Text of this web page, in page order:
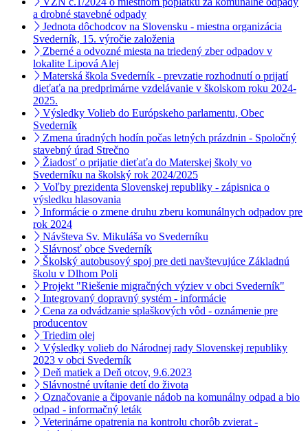
a drobné stavebné odpady
Jednota dôchodcov na Slovensku - miestna organizácia
Svederník, 15. výročie založenia
Zberné a odvozné miesta na triedený zber odpadov v
lokalite Lipová Alej
Materská škola Svederník - prevzatie rozhodnutí o prijatí
dieťaťa na predprimárne vzdelávanie v školskom roku 2024-
2025.
Výsledky Volieb do Európskeho parlamentu, Obec
Svederník
Zmena úradných hodín počas letných prázdnin - Spoločný
stavebný úrad Strečno
Žiadosť o prijatie dieťaťa do Materskej školy vo
Svederníku na školský rok 2024/2025
Voľby prezidenta Slovenskej republiky - zápisnica o
výsledku hlasovania
Informácie o zmene druhu zberu komunálnych odpadov pre
rok 2024
Návšteva Sv. Mikuláša vo Svederníku
Slávnosť obce Svederník
Školský autobusový spoj pre deti navštevujúce Základnú
školu v Dlhom Poli
Projekt "Riešenie migračných výziev v obci Svederník"
Integrovaný dopravný systém - informácie
Cena za odvádzanie splaškových vôd - oznámenie pre
producentov
Triedim olej
Výsledky volieb do Národnej rady Slovenskej republiky
2023 v obci Svederník
Deň matiek a Deň otcov, 9.6.2023
Slávnostné uvítanie detí do života
Označovanie a čipovanie nádob na komunálny odpad a bio
odpad - informačný leták
Veterinárne opatrenia na kontrolu chorôb zvierat -